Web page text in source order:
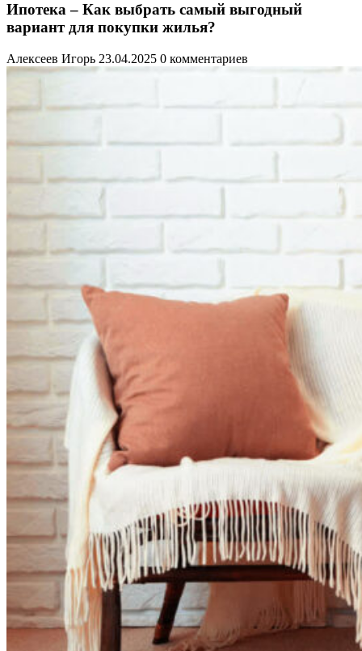
Ипотека – Как выбрать самый выгодный
вариант для покупки жилья?
Алексеев Игорь 23.04.2025 0 комментариев